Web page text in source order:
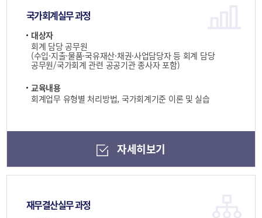
국가회계실무 과정
대상자
회계 담당 공무원
(수입·지출·물품·국유재산·채권·사업담당자 등 회계 담당
공무원/국가회계 관련 공공기관 종사자 포함)
교육내용
회계업무 유형별 처리방법, 국가회계기준 이론 및 실습
자세히보기
재무결산실무 과정